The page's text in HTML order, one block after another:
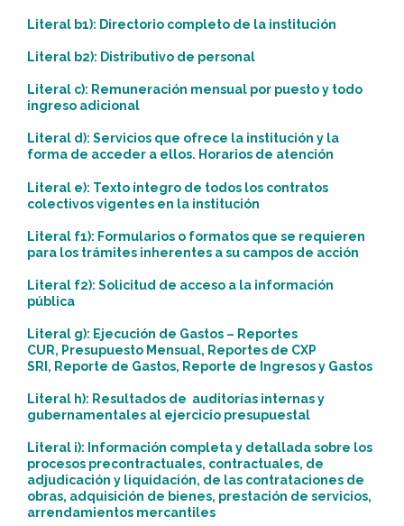
Literal b1): Directorio completo de la institución
Literal b2): Distributivo de personal
Literal c): Remuneración mensual por puesto y todo
ingreso adicional
Literal d): Servicios que ofrece la institución y la
forma de acceder a ellos. Horarios de atención
Literal e): Texto íntegro de todos los contratos
colectivos vigentes en la institución
Literal f1): Formularios o formatos que se requieren
para los trámites inherentes a su campos de acción
Literal f2): Solicitud de acceso a la información
pública
Literal g): Ejecución de Gastos – Reportes
CUR, Presupuesto Mensual, Reportes de CXP
SRI, Reporte de Gastos, Reporte de Ingresos y Gastos
Literal h): Resultados de auditorías internas y
gubernamentales al ejercicio presupuestal
Literal i): Información completa y detallada sobre los
procesos precontractuales, contractuales, de
adjudicación y liquidación, de las contrataciones de
obras, adquisición de bienes, prestación de servicios,
arrendamientos mercantiles